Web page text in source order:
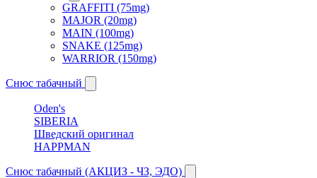
GRAFFITI (75mg)
MAJOR (20mg)
MAIN (100mg)
SNAKE (125mg)
WARRIOR (150mg)
Снюс табачный
Oden's
SIBERIA
Шведский оригинал
HAPPMAN
Снюс табачный (АКЦИЗ - ЧЗ, ЭДО)